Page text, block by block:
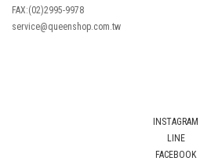
FAX:(02)2995-9978
service@queenshop.com.tw
INSTAGRAM
LINE
FACEBOOK